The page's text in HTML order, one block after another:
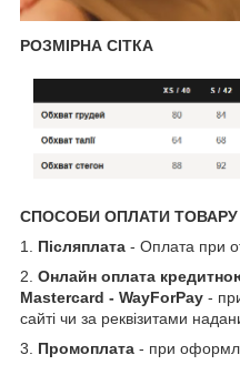
РОЗМІРНА СІТКА
СПОСОБИ ОПЛАТИ ТОВАРУ
1. Післяплата - Оплата при
2. Онлайн оплата
Mastercard - WayForPay -
сайті чи за реквізитами
3. Промоплата - при